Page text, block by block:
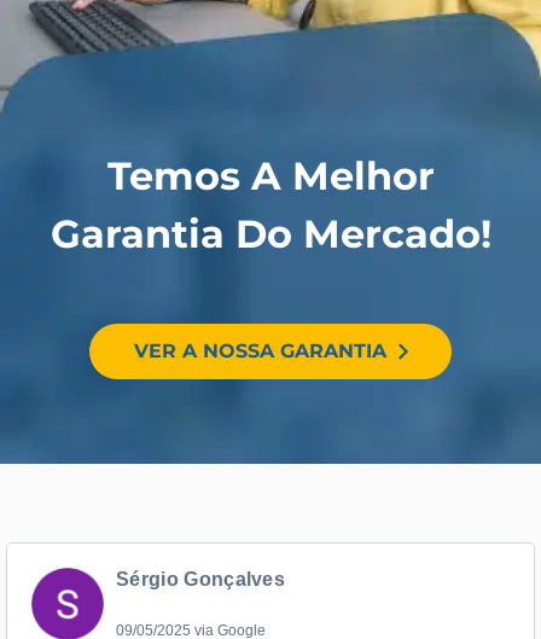
Temos A Melhor
Garantia Do Mercado!
VER A NOSSA GARANTIA
Sérgio Gonçalves
09/05/2025 via Google